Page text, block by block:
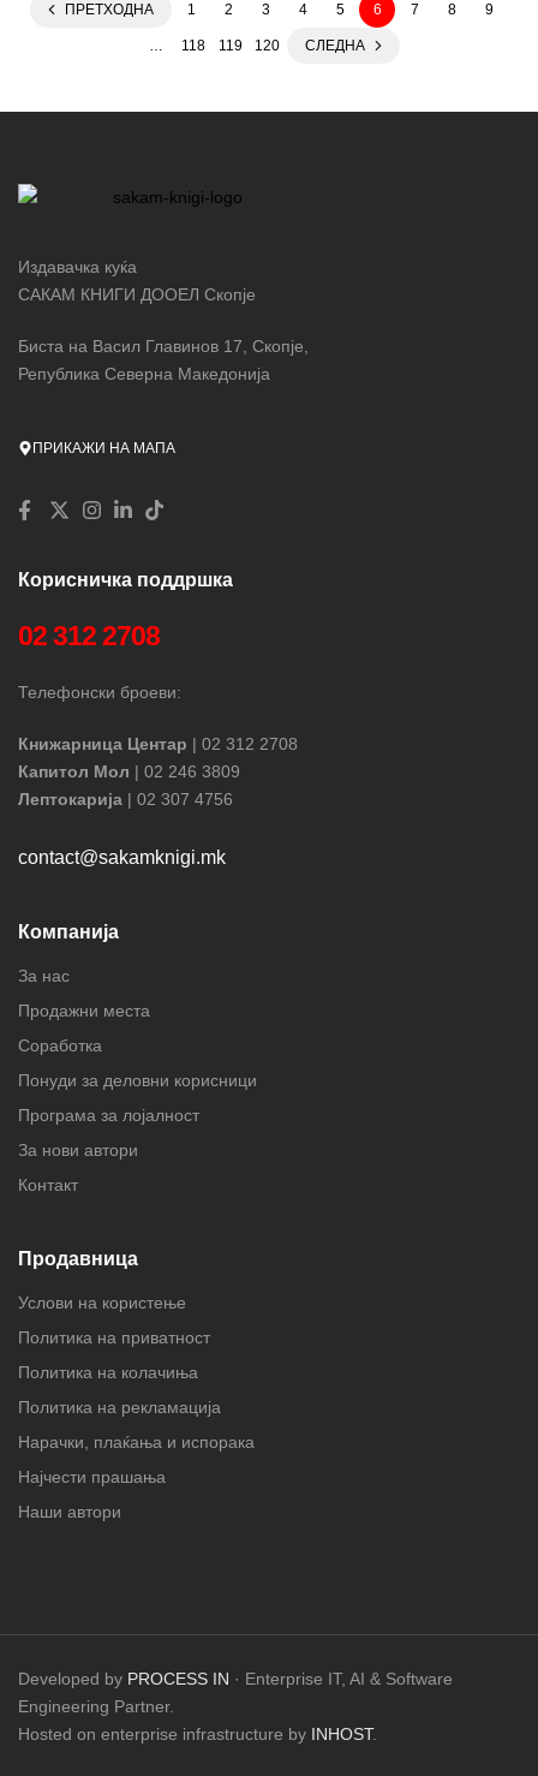
ПРЕТХОДНА 1 2 3 4 5 6 7 8 9
… 118 119 120 СЛЕДНА
Издавачка куќа
САКАМ КНИГИ ДООЕЛ Скопје
Биста на Васил Главинов 17, Скопје,
Република Северна Македонија
ПРИКАЖИ НА МАПА
Корисничка поддршка
02 312 2708
Телефонски броеви:
Книжарница Центар | 02 312 2708
Капитол Мол | 02 246 3809
Лептокарија | 02 307 4756
contact@sakamknigi.mk
Компанија
За нас
Продажни места
Соработка
Понуди за деловни корисници
Програма за лојалност
За нови автори
Контакт
Продавница
Услови на користење
Политика на приватност
Политика на колачиња
Политика на рекламација
Нарачки, плаќања и испорака
Најчести прашања
Наши автори
Developed by PROCESS IN · Enterprise IT, AI & Software
Engineering Partner.
Hosted on enterprise infrastructure by INHOST.